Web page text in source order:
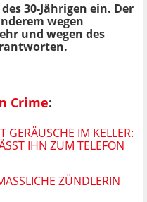
30-Jährigen ein. Der
wegen
und wegen des
Crime:
GERÄUSCHE IM KELLER:
IHN ZUM TELEFON
ZÜNDLERIN L